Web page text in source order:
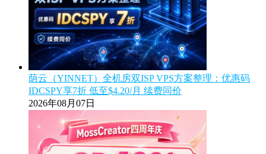
荫云（YINNET）全机房双ISP VPS方案整理：优惠码
IDCSPY享7折 低至$4.20/月 续费同价
2026年08月07日